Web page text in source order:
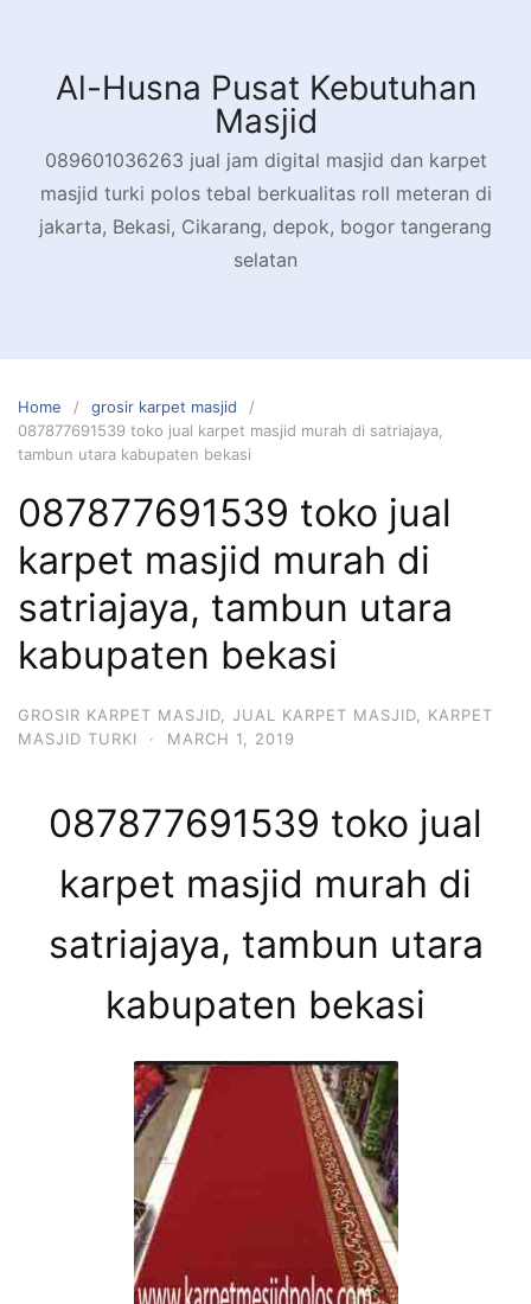
contentAl-Husna Pusat Kebutuhan
Masjid
089601036263 jual jam digital masjid dan karpet
masjid turki polos tebal berkualitas roll meteran di
jakarta, Bekasi, Cikarang, depok, bogor tangerang
selatan
Home
grosir karpet masjid
087877691539 toko jual karpet masjid murah di satriajaya,
tambun utara kabupaten bekasi
087877691539 toko jual
karpet masjid murah di
satriajaya, tambun utara
kabupaten bekasi
GROSIR KARPET MASJID JUAL KARPET MASJID
KARPET
MASJID TURKI
· MARCH 1, 2019
087877691539 toko jual
karpet masjid murah di
satriajaya, tambun utara
kabupaten bekasi